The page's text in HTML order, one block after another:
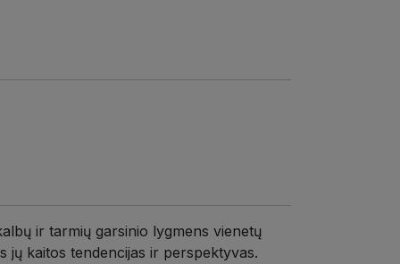
ir tarmių garsinio lygmens vienetų
kaitos tendencijas ir perspektyvas.